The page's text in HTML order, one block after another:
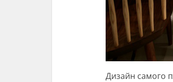
Дизайн самого